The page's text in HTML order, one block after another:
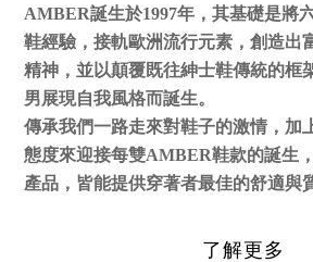
AMBER誕生於1997年，其基礎是將
鞋經驗，接軌歐洲流行元素，創造出
精神，並以顛覆既往紳士鞋傳統的框
男展現自我風格而誕生。
傳承我們一路走來對鞋子的激情，加
態度來迎接每雙AMBER鞋款的誕生
產品，皆能提供穿著者最佳的舒適與
了解更多